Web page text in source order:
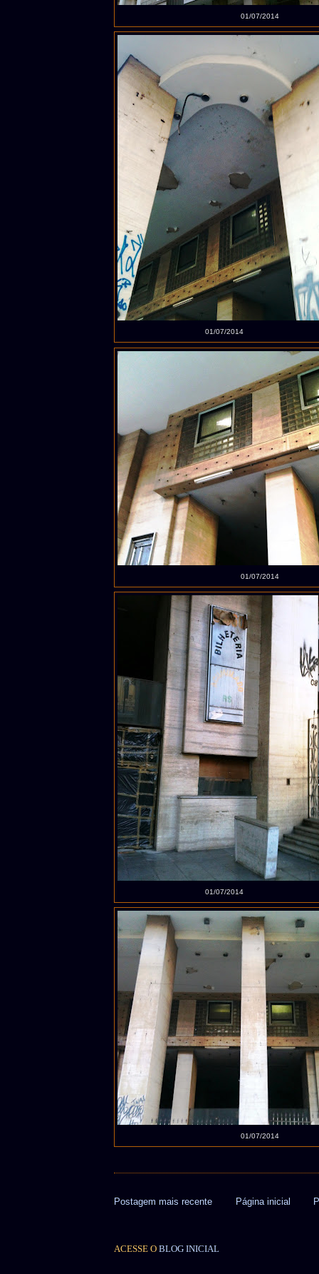
01/07/2014
01/07/2014
01/07/2014
01/07/2014
01/07/2014
Postagem mais recente Página inicial
ACESSE O BLOG INICIAL